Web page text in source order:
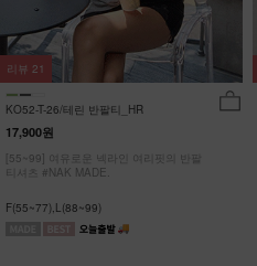
KO52-T-26/테린 반팔티_HR
17,900원
[55~99] 여유로운 넥라인 여리핏의 반팔
티셔츠 #NAK MADE.
F(55~77),L(88~99)
리뷰 21